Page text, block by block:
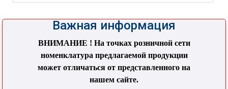
Важная информация
ВНИМАНИЕ ! На точках розничной сети
номенклатура предлагаемой продукции
может отличаться от представленного на
нашем сайте.